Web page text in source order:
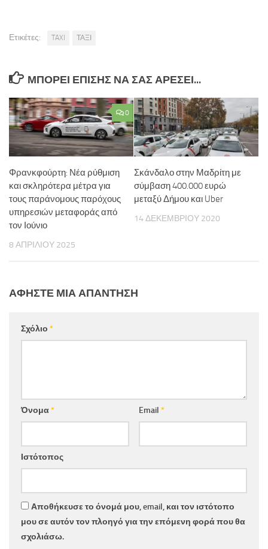
Ετικέτες: TAXI ΤΑΞΙ
ΜΠΟΡΕΊ ΕΠΊΣΗΣ ΝΑ ΣΑΣ ΑΡΈΣΕΙ...
0
Φρανκφούρτη: Νέα ρύθμιση
και σκληρότερα μέτρα για
τους παράνομους παρόχους
υπηρεσιών μεταφοράς από
τον Ιούνιο
8 ΑΠΡΙΛΊΟΥ 2025
Σκάνδαλο στην Μαδρίτη με
σύμβαση 400.000 ευρώ
μεταξύ Δήμου και Uber
14 ΔΕΚΕΜΒΡΊΟΥ 2020
ΑΦΉΣΤΕ ΜΙΑ ΑΠΆΝΤΗΣΗ
Σχόλιο *
Όνομα* Email *
Ιστότοπος
Αποθήκευσε το όνομά μου, email, και τον ιστότοπο
μου σε αυτόν τον πλοηγό για την επόμενη φορά που θα
σχολιάσω.